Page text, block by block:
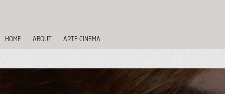
HOME ABOUT ARTE CINEMA